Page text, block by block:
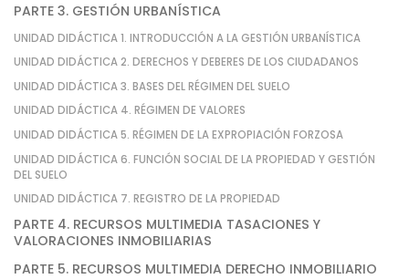
PARTE 3. GESTIÓN URBANÍSTICA
UNIDAD DIDÁCTICA 1. INTRODUCCIÓN A LA GESTIÓN URBANÍSTICA
UNIDAD DIDÁCTICA 2. DERECHOS Y DEBERES DE LOS CIUDADANOS
UNIDAD DIDÁCTICA 3. BASES DEL RÉGIMEN DEL SUELO
UNIDAD DIDÁCTICA 4. RÉGIMEN DE VALORES
UNIDAD DIDÁCTICA 5. RÉGIMEN DE LA EXPROPIACIÓN FORZOSA
UNIDAD DIDÁCTICA 6. FUNCIÓN SOCIAL DE LA PROPIEDAD Y GESTIÓN
DEL SUELO
UNIDAD DIDÁCTICA 7. REGISTRO DE LA PROPIEDAD
PARTE 4. RECURSOS MULTIMEDIA TASACIONES Y
VALORACIONES INMOBILIARIAS
PARTE 5. RECURSOS MULTIMEDIA DERECHO INMOBILIARIO